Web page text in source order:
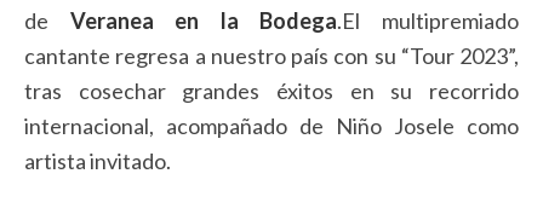
de Veranea en la Bodega.El multipremiado
cantante regresa a nuestro país con su “Tour 2023”,
tras cosechar grandes éxitos en su recorrido
internacional, acompañado de Niño Josele como
artista invitado.